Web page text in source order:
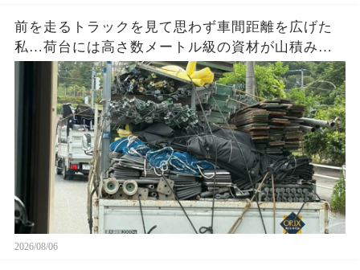
前を走るトラックを見て思わず車間距離を広げた
私…荷台には高さ数メートル級の資材が山積み。
『これ大丈夫？』と不安になり撮影した1枚の写真
を見返して気づいた危険な状態とは…
2026/08/06